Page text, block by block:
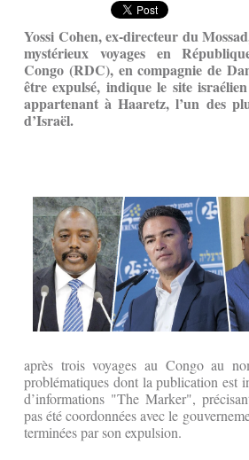
Yossi Cohen, ex-directeur du
mystérieux voyages en
Congo (RDC), en compagnie de
être expulsé, indique le site
appartenant à Haaretz, l’un des
d’Israël.
après trois voyages au Congo au
problématiques dont la publication est
d’informations "The Marker",
pas été coordonnées avec le
terminées par son expulsion.